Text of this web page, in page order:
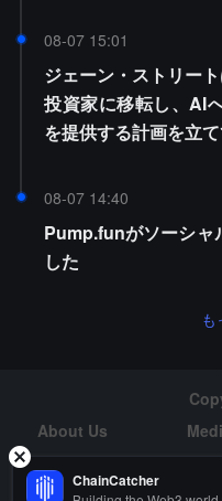
08-07 15:01
ジェーン・ストリー
投資家に移転し、AI
を提供する計画を立て
08-07 14:40
Pump.funがソーシャ
した
も
About Us
Risk Warning
ChainCatcher